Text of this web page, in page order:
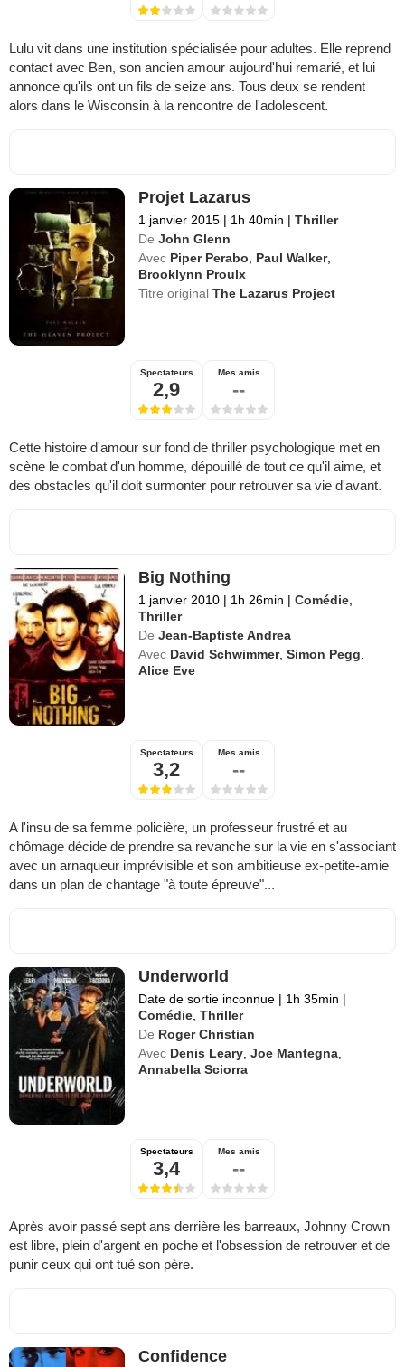
Lulu vit dans une institution spécialisée pour adultes. Elle reprend
contact avec Ben, son ancien amour aujourd'hui remarié, et lui
annonce qu'ils ont un fils de seize ans. Tous deux se rendent
alors dans le Wisconsin à la rencontre de l'adolescent.
Projet Lazarus
1 janvier 2015 | 1h 40min | Thriller
De John Glenn
Avec Piper Perabo Paul Walker,
Brooklynn Proulx
Titre originalThe Lazarus Project
Spectateurs
2,9
Mes amis
--
Cette histoire d'amour sur fond de thriller psychologique met en
scène le combat d'un homme, dépouillé de tout ce qu'il aime, et
des obstacles qu'il doit surmonter pour retrouver sa vie d'avant.
Big Nothing
1 janvier 2010 | 1h 26min | Comédie
Thriller
De Jean-Baptiste Andrea
Avec David Schwimmer,Simon Pegg
Alice Eve
Spectateurs
3,2
Mes amis
--
A l'insu de sa femme policière, un professeur frustré et au
chômage décide de prendre sa revanche sur la vie en s'associant
avec un arnaqueur imprévisible et son ambitieuse ex-petite-amie
dans un plan de chantage "à toute épreuve"...
Underworld
Date de sortie inconnue | 1h 35min |
Comédie ,Thriller
De Roger Christian
Avec Denis Leary ,Joe Mantegna
Annabella Sciorra
Spectateurs
3,4
Mes amis
--
Après avoir passé sept ans derrière les barreaux, Johnny Crown
est libre, plein d'argent en poche et l'obsession de retrouver et de
punir ceux qui ont tué son père.
Confidence